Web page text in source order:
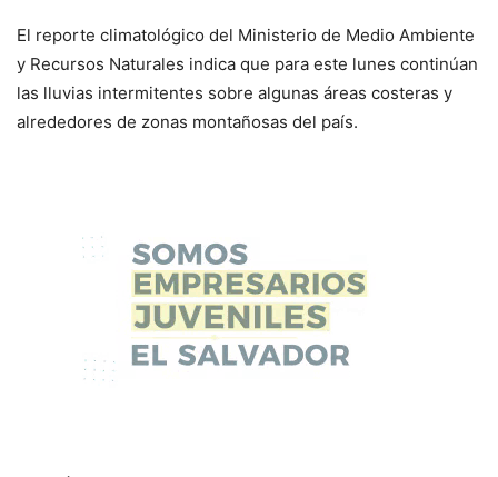
El reporte climatológico del Ministerio de Medio Ambiente
y Recursos Naturales indica que para este lunes continúan
las lluvias intermitentes sobre algunas áreas costeras y
alrededores de zonas montañosas del país.